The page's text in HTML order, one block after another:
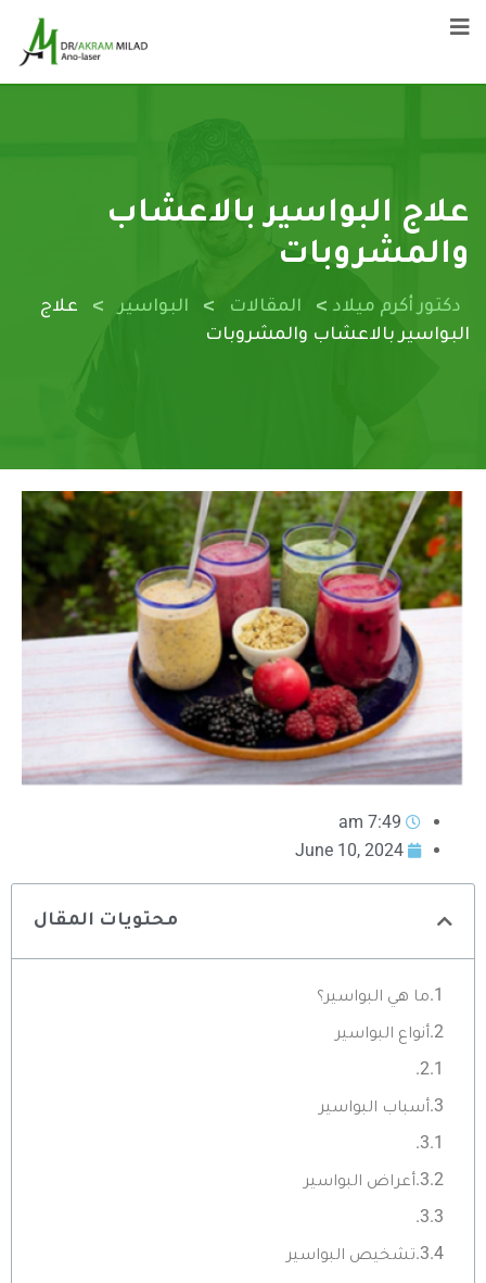
علاج البواسير بالاعشاب
والمشروبات
دكتور أكرم ميلاد > المقالات > البواسير >
علاج
البواسير بالاعشاب والمشروبات
7:49 am
June 10, 2024
محتويات المقال
ما هي البواسير؟
أنواع البواسير
أسباب البواسير
أعراض البواسير
تشخيص البواسير